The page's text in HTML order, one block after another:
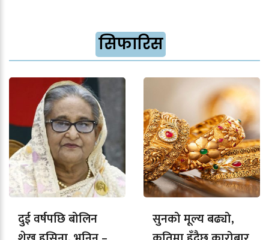
सिफारिस
दुई वर्षपछि बोलिन
सुनको मूल्य बढ्यो,